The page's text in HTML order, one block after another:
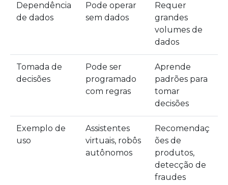
Dependência
de dados
Pode operar
sem dados
Requer
grandes
volumes de
dados
Tomada de
decisões
Pode ser
programado
com regras
Aprende
padrões para
tomar
decisões
Exemplo de
uso
Assistentes
virtuais, robôs
autônomos
Recomendaç
ões de
produtos,
detecção de
fraudes